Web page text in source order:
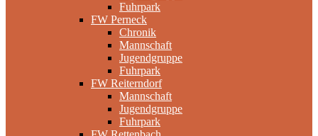
Fuhrpark
FW Perneck
Chronik
Mannschaft
Jugendgruppe
Fuhrpark
FW Reiterndorf
Mannschaft
Jugendgruppe
Fuhrpark